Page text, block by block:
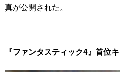
真が公開された。
『ファンタスティック4』首位